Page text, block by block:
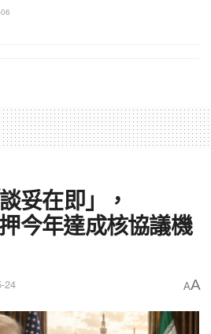
妥在即」，
今年達成核協議機
24 AA